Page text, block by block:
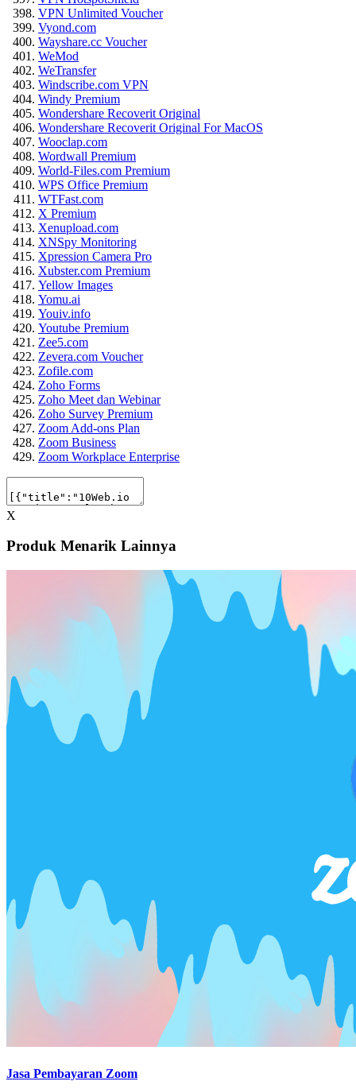
VPN Unlimited Voucher
Vyond.com
Wayshare.cc Voucher
WeMod
WeTransfer
Windscribe.com VPN
Windy Premium
Wondershare Recoverit Original
Wondershare Recoverit Original For MacOS
Wooclap.com
Wordwall Premium
World-Files.com Premium
WPS Office Premium
WTFast.com
X Premium
Xenupload.com
XNSpy Monitoring
Xpression Camera Pro
Xubster.com Premium
Yellow Images
Yomu.ai
Youiv.info
Youtube Premium
Zee5.com
Zevera.com Voucher
Zofile.com
Zoho Forms
Zoho Meet dan Webinar
Zoho Survey Premium
Zoom Add-ons Plan
Zoom Business
Zoom Workplace Enterprise
X
Produk Menarik Lainnya
Jasa Pembayaran Zoom